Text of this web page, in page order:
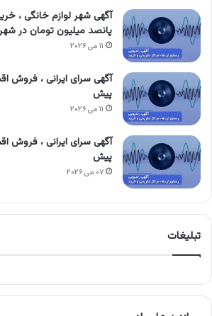
آگهی شهر لوازم خانگی ،
پانصد میلیون تومان در
۱۱ می ۲۰۲۶
آگهی سرای ایرانی ،
پیش
۱۱ می ۲۰۲۶
آگهی سرای ایرانی ،
پیش
۰۷ می ۲۰۲۶
تبلیغات